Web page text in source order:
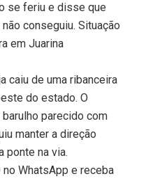
se feriu e disse que
conseguiu. Situação
em Juarina
caiu de uma ribanceira
do estado. O
parecido com
manter a direção
ponte na via.
WhatsApp e receba